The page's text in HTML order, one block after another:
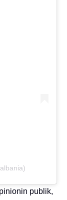
publik,